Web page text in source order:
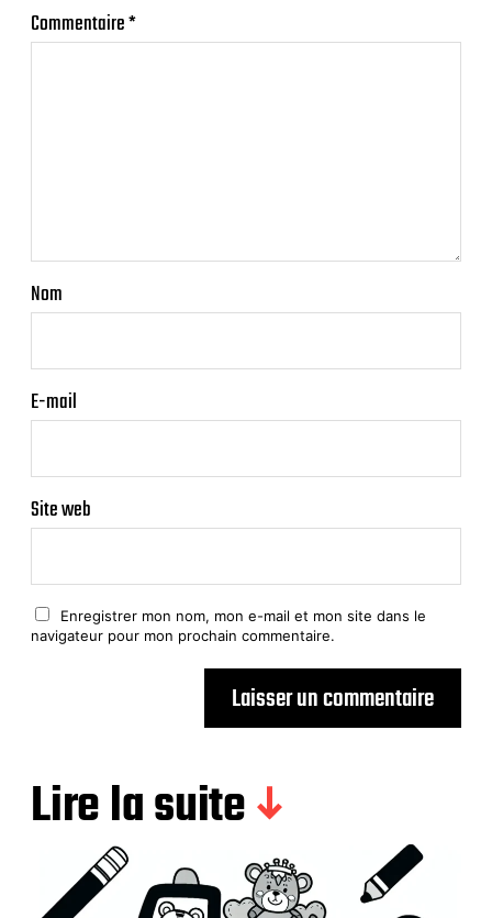
Commentaire*
Nom
E-mail
Site web
Enregistrer mon nom, mon e-mail et mon site dans le
navigateur pour mon prochain commentaire.
Lire la suite